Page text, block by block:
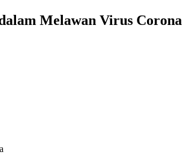
Melawan Virus Corona